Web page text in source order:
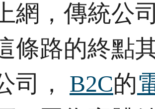
網，傳統公
條路的終點
司， B2C的